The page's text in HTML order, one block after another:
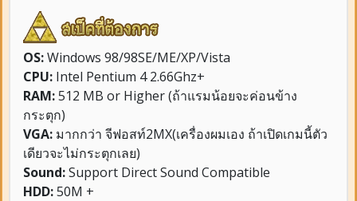
OS:Windows 98/98SE/ME/XP/Vista
CPU: Intel Pentium 4 2.66Ghz+
RAM:512 MB or Higher (ถ้าแรมน้อยจะค่อนข้าง
กระตุก)
VGA: มากกว่า จีฟอสท์2MX(เครื่องผมเอง ถ้าเปิดเกมนี้ตัว
เดียวจะไม่กระตุกเลย)
Sound:Support Direct Sound Compatible
HDD:50M +